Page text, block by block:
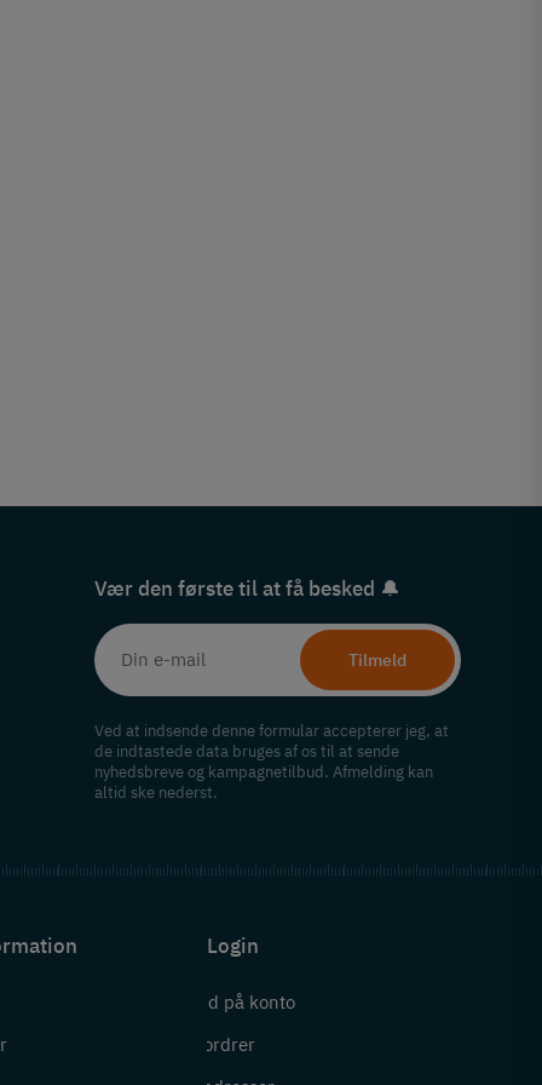
Vær den første til at få besked 🔔
Tilmeld
Ved at indsende denne formular accepterer jeg, at
de indtastede data bruges af os til at sende
nyhedsbreve og kampagnetilbud. Afmelding kan
altid ske nederst.
Login
Log ind på konto
Mine ordrer